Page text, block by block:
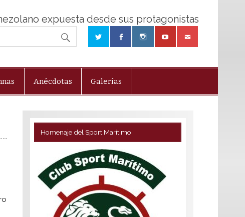
expuesta desde sus protagonistas
Anécdotas Galerías
Homenaje del Sport Marítimo